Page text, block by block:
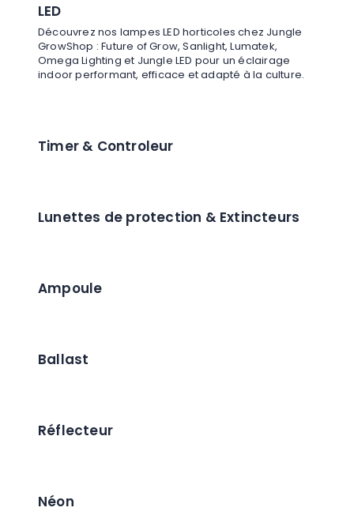
LED
Découvrez nos lampes LED horticoles chez Jungle
GrowShop : Future of Grow, Sanlight, Lumatek,
Omega Lighting et Jungle LED pour un éclairage
indoor performant, efficace et adapté à la culture.
Timer & Controleur
Lunettes de protection & Extincteurs
Ampoule
Ballast
Réflecteur
Néon